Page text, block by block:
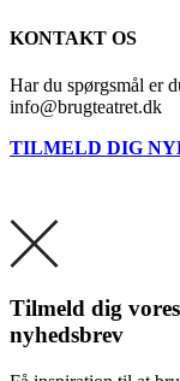
KONTAKT OS
Har du spørgsmål er
info@brugteatret.dk
TILMELD DIG
Tilmeld dig vores
nyhedsbrev